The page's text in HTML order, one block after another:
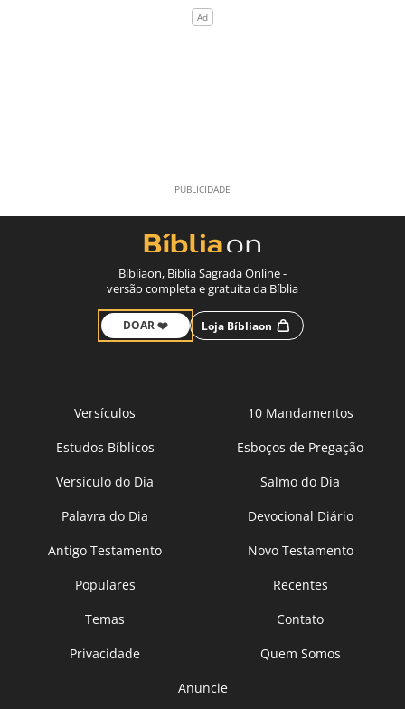
Bíbliaon, Bíblia Sagrada Online -
versão completa e gratuita da Bíblia
DOAR ❤️ Loja Bíbliaon
Versículos
10 Mandamentos
Estudos Bíblicos
Esboços de Pregação
Versículo do Dia
Salmo do Dia
Palavra do Dia
Devocional Diário
Antigo Testamento
Novo Testamento
Populares
Recentes
Temas
Contato
Privacidade
Quem Somos
Anuncie